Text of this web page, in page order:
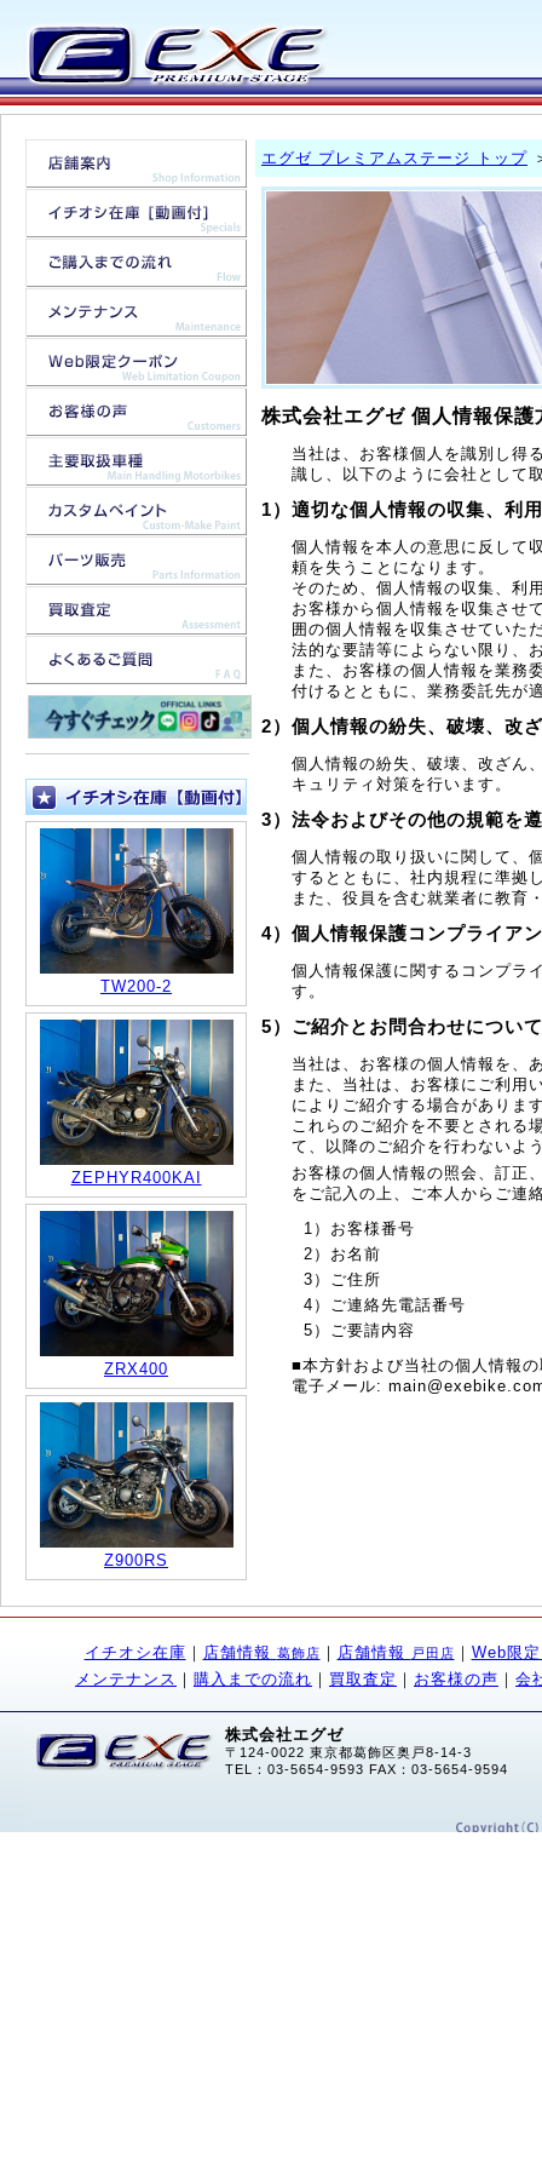
TW200-2
ZEPHYR400KAI
ZRX400
Z900RS
エグゼ プレミアムステージ トップ
株式会社エグゼ 個人情報保護
当社は、お客様個人を識別し得
識し、以下のように会社として
1）適切な個人情報の収集、利
個人情報を本人の意思に反して
頼を失うことになります。
そのため、個人情報の収集、利
お客様から個人情報を収集させ
囲の個人情報を収集させていた
法的な要請等によらない限り、
また、お客様の個人情報を業務
付けるとともに、業務委託先が
2）個人情報の紛失、破壊、改
個人情報の紛失、破壊、改ざん
キュリティ対策を行います。
3）法令およびその他の規範を
個人情報の取り扱いに関して、
するとともに、社内規程に準拠
また、役員を含む就業者に教育
4）個人情報保護コンプライア
個人情報保護に関するコンプラ
す。
5）ご紹介とお問合わせについ
当社は、お客様の個人情報を、
また、当社は、お客様にご利用
によりご紹介する場合がありま
これらのご紹介を不要とされる
て、以降のご紹介を行わないよ
お客様の個人情報の照会、訂正
をご記入の上、ご本人からご連
1）お客様番号
2）お名前
3）ご住所
4）ご連絡先電話番号
5）ご要請内容
■本方針および当社の個人情報
電子メール:
イチオシ在庫 ｜ 店舗情報 葛飾店 ｜ 店舗情報 戸田店 ｜ Web限
メンテナンス ｜ 購入までの流れ ｜ 買取査定 ｜ お客様の声 ｜ 会
株式会社エグゼ
〒124-0022 東京都葛飾区奥戸8-14-3
TEL：03-5654-9593 FAX：03-5654-9594